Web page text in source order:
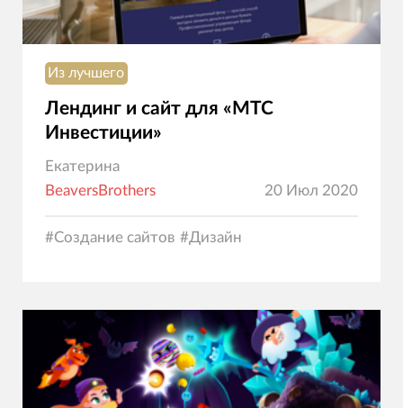
Из лучшего
Лендинг и сайт для «МТС
Инвестиции»
Екатерина
BeaversBrothers
20 Июл 2020
#Создание сайтов #Дизайн